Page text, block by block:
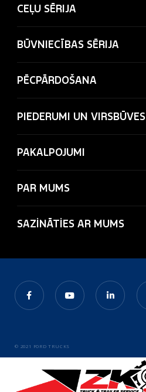
CEĻU SĒRIJA
BŪVNIECĪBAS SĒRIJA
PĒCPĀRDOŠANA
PIEDERUMI UN VIRSBŪVES
PAKALPOJUMI
PAR MUMS
SAZİNĀTİES AR MUMS
© 2021 FORD TRUCKS